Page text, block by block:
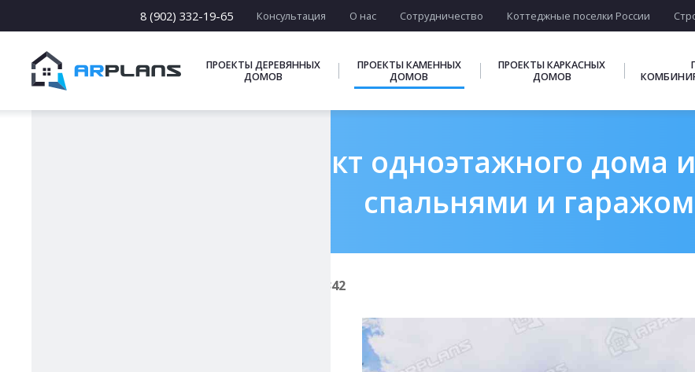
8 (902) 332-19-65 Консультация О нас Сотрудничество Коттеджные поселки России
ПРОЕКТЫ ДЕРЕВЯННЫХ
ДОМОВ
ПРОЕКТЫ КАМЕННЫХ
ДОМОВ
ПРОЕКТЫ КАРКАСНЫХ
ДОМОВ
Готовый проект одноэтажного дома
спальнями и гаражом
К-342
17 х [17-22]
ПОДБОРКИ